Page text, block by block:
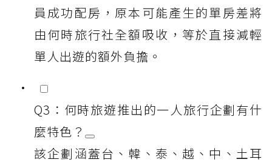
員成功配房，原本可能產生的單房差將
由何時旅行社全額吸收，等於直接減輕
單人出遊的額外負擔。
Q3：何時旅遊推出的一人旅行企劃有什
麼特色？
該企劃涵蓋台、韓、泰、越、中、土耳